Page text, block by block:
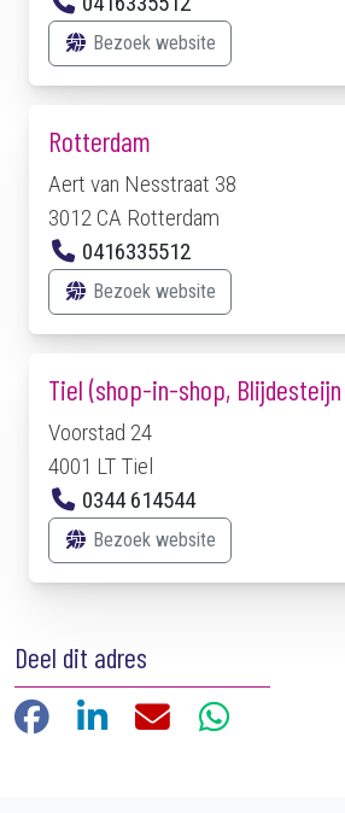
Bezoek website
Rotterdam
Aert van Nesstraat 38
3012 CA Rotterdam
0416335512
Bezoek website
Tiel (shop-in-shop, Blijdesteijn
Voorstad 24
4001 LT Tiel
0344 614544
Bezoek website
Deel dit adres
FacebookLinkedIn E-mailWhatsApp